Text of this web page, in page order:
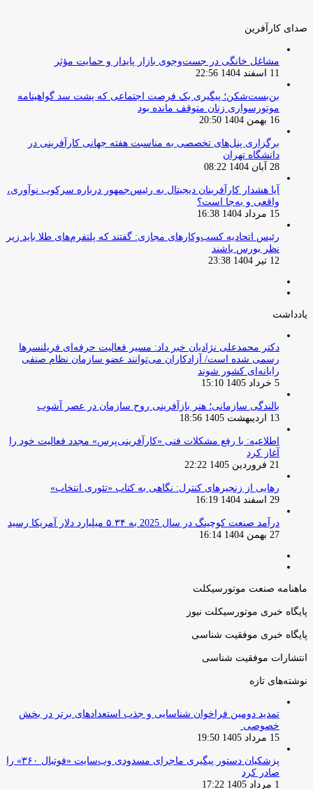
صدای کارآفرین
مشاغل خانگی در جست‌وجوی بازار پایدار و حمایت مؤثر
11 اسفند 1404 22:56
بن‌بست‌شکن؛ پیگیری یک فرصت اجتماعی که پشت سد گواهینامه
موتورسواری زنان متوقف مانده بود
16 بهمن 1404 20:50
برگزاری پنل‌های تخصصی به مناسبت هفته جهانی کارآفرینی در
دانشگاه تهران
28 آبان 1404 08:22
آیا هشدار کارآفرینان دیجیتال به رئیس‌جمهور درباره سرکوب نوآوری،
واقعی و به‌جا است؟
15 مرداد 1404 16:38
‏رئیس اتحادیه کسب‌وکارهای مجازی: گفتند که پلتفرم‌های طلا باید زیر
نظر بورس باشند
12 تیر 1404 23:38
یادداشت
دکتر محمدعلی نژادیان خبر داد: مسیر فعالیت حرفه‌ای فریلنسرها
رسمی شده است/ آزادکاران می‌توانند عضو سازمان نظام صنفی
رایانه‌ای کشور شوند
5 خرداد 1405 15:10
بالندگی سازمانی؛ هنر بازآفرینی روح سازمان در عصر آشوب
13 اردیبهشت 1405 18:56
اطلاعیه: با رفع مشکلات فنی «کارآفرینی‌پرس» مجدد فعالیت خود را
آغاز کرد
21 فروردین 1405 22:22
رهایی از زنجیرهای کنترل: نگاهی به کتاب «تئوری انتخاب»
29 اسفند 1404 16:19
درآمد صنعت کوچینگ در سال 2025 به ۵.۳۴ میلیارد دلار آمریکا رسید
27 بهمن 1404 16:14
ماهنامه صنعت موتورسیکلت
پایگاه خبری موتورسیکلت نیوز
پایگاه خبری موفقیت شناسی
انتشارات موفقیت شناسی
نوشته‌های تازه
تمدید دومین فراخوان شناسایی و جذب استعدادهای برتر در بخش
خصوصی
15 مرداد 1405 19:50
پزشکیان دستور پیگیری ماجرای مسدودی وب‌سایت «فوتبال ۳۶۰» را
صادر کرد
1 مرداد 1405 17:22